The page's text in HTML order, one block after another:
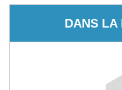
DANS LA